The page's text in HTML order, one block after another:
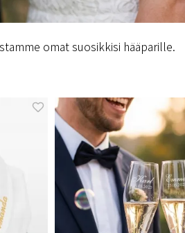
omat suosikkisi hääparille.